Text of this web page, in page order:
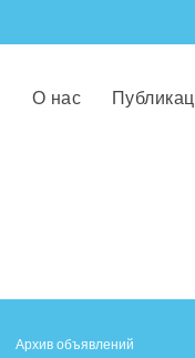
О нас
Архив объявлений